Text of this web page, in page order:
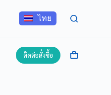
ไทย
ติดต่อสั่งซื้อ